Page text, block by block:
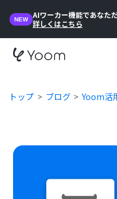
NEW
AIワーカー機能であなた
詳しくはこちら
トップ ブログ Yoom活